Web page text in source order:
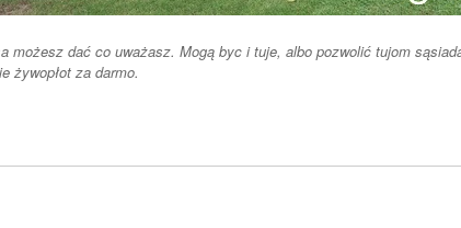
możesz dać co uważasz. Mogą byc i tuje, albo pozwolić tujom
żywopłot za darmo.